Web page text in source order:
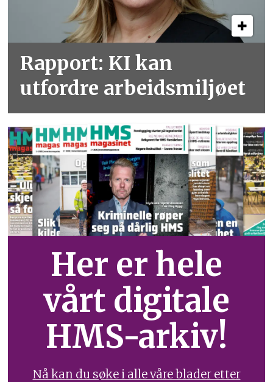
Rapport: KI kan
utfordre arbeidsmiljøet
Her er hele
vårt digitale
HMS-arkiv!
Nå kan du søke i alle våre blader etter